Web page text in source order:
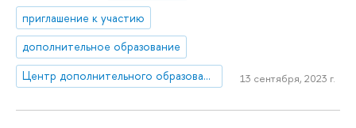
приглашение к участию
дополнительное образование
Центр дополнительного образования
13 сентября, 2023 г.